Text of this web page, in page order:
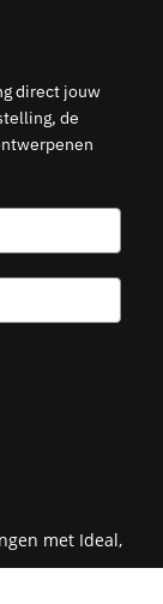
direct jouw
de
met Ideal,